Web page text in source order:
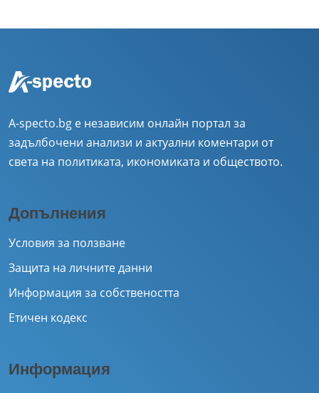
A-specto.bg е независим онлайн портал за
задълбочени анализи и актуални коментари от
света на политиката, икономиката и обществото.
Допълнения
Условия за ползване
Защита на личните данни
Информация за собствеността
Етичен кодекс
Информация